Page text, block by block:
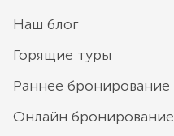
Наш блог
Горящие туры
Раннее бронирование
Онлайн бронирование